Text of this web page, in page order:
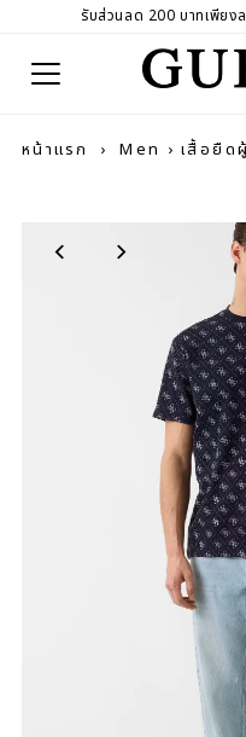
รับส่วนลด 200 บาทเพียง
หน้าแรก › Men › เสื้อยืด